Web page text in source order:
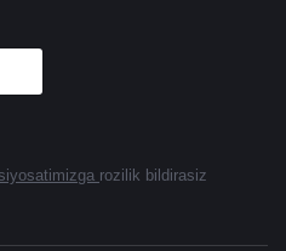
rozilik bildirasiz